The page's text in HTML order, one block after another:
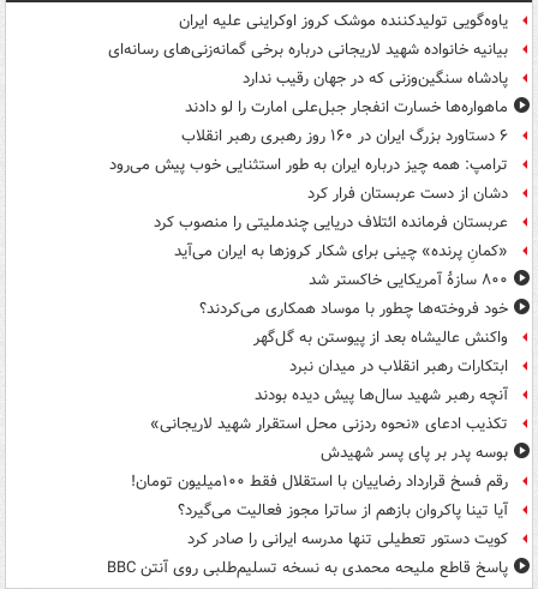
یاوه‌گویی تولیدکننده موشک کروز اوکراینی علیه ایران
بیانیه خانواده شهید لاریجانی درباره برخی گمانه‌زنی‌های رسانه‌ای
پادشاه سنگین‌وزنی که در جهان رقیب ندارد
ماهواره‌ها خسارت انفجار جبل‌علی امارت را لو دادند
۶ دستاورد بزرگ ایران در ۱۶۰ روز رهبری رهبر انقلاب
ترامپ: همه چیز درباره ایران به طور استثنایی خوب پیش می‌رود
دشان از دست عربستان فرار کرد
عربستان فرمانده ائتلاف دریایی چندملیتی را منصوب کرد
«کمانِ پرنده» چینی برای شکار کروزها به ایران می‌آید
۸۰۰ سازۀ آمریکایی خاکستر شد
خود فروخته‌ها چطور با موساد همکاری می‌کردند؟
واکنش عالیشاه بعد از پیوستن به گل‌گهر
ابتکارات رهبر انقلاب در میدان نبرد
آنچه رهبر شهید سال‌ها پیش دیده بودند
تکذیب ادعای «نحوه ردزنی محل استقرار شهید لاریجانی»
بوسه‌ پدر بر پای پسر شهیدش
رقم فسخ قرارداد رضاییان با استقلال فقط ۱۰۰میلیون تومان!
آیا تینا پاکروان بازهم از ساترا مجوز فعالیت می‌گیرد؟
کویت دستور تعطیلی تنها مدرسه ایرانی را صادر کرد
پاسخ قاطع ملیحه محمدی به نسخه تسلیم‌طلبی روی آنتن BBC